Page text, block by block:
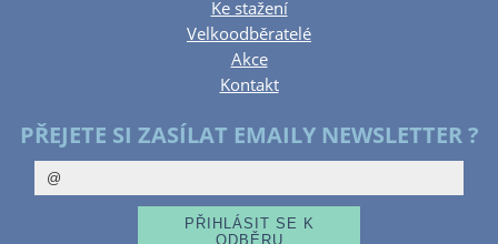
Ke stažení
Velkoodběratelé
Akce
Kontakt
PŘEJETE SI ZASÍLAT EMAILY NEWSLETTER ?